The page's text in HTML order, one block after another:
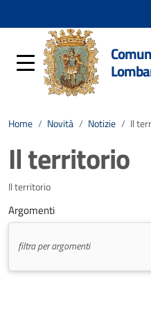
Home / Novità / Notizie / Il
Il territorio
Il territorio
Argomenti